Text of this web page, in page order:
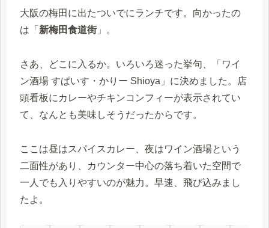
大阪の梅田に出たついでにランチです。向かったの
は「 新梅田食道街」。
さあ、どこに入るか。いろいろ迷った挙句、「ワイ
ン酒場 すぱいす・かりー Shioya」に決めました。店
頭看板にカレーやチキンコンフィーが表示されてい
て、なんとも美味しそうだったからです。
ここは昼はスパイスカレー、夜はワイン酒場という
二面性があり、カウンター中心の落ち着いた空間で
一人でも入りやすいのが魅力。早速、飛び込みまし
たよ。